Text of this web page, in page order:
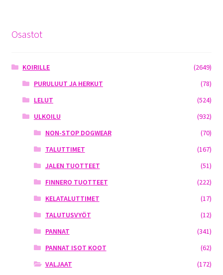
Osastot
KOIRILLE
(2649)
PURULUUT JA HERKUT
(78)
LELUT
(524)
ULKOILU
(932)
NON-STOP DOGWEAR
(70)
TALUTTIMET
(167)
JALEN TUOTTEET
(51)
FINNERO TUOTTEET
(222)
KELATALUTTIMET
(17)
TALUTUSVYÖT
(12)
PANNAT
(341)
PANNAT ISOT KOOT
(62)
VALJAAT
(172)